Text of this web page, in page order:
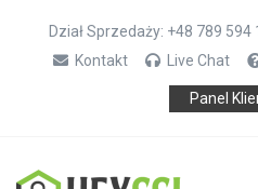
Dział Sprzedaży: +48 789
Kontakt
Live Chat
Panel